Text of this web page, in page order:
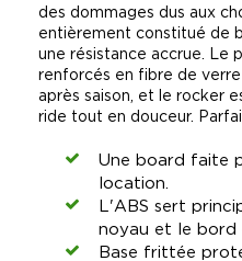
des dommages dus aux
entièrement constitué de
une résistance accrue. Le
renforcés en fibre de
après saison, et le rocker
ride tout en douceur.
Une board faite
location.
L'ABS sert
noyau et le bord
Base frittée